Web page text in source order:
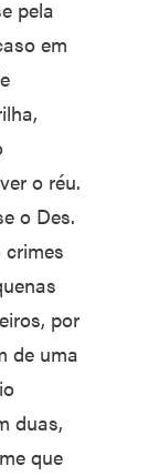
pela
em
o réu.
o Des.
por
de uma
duas,
que